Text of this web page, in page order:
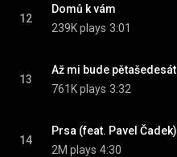
12
Domů k vám
239K plays 3:01
13
Až mi bude pětašedesát
761K plays 3:32
14
Prsa (feat. Pavel Čadek)
2M plays 4:30